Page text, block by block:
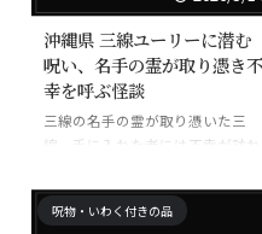
沖縄県 三線ユーリーに潜む
呪い、名手の霊が取り憑き不
幸を呼ぶ怪談
三線の名手の霊が取り憑いた三
線。手に入れた者には不幸が訪れ
継がれる。
呪物・いわく付きの品